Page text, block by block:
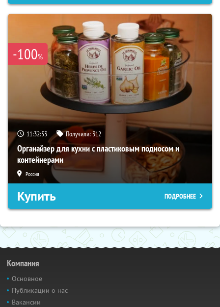
-100%
11:32:52 Получили: 312
Органайзер для кухни с пластиковым подносом и
контейнерами
Россия
Купить ПОДРОБНЕЕ
Компания
Основное
Публикации о нас
Вакансии